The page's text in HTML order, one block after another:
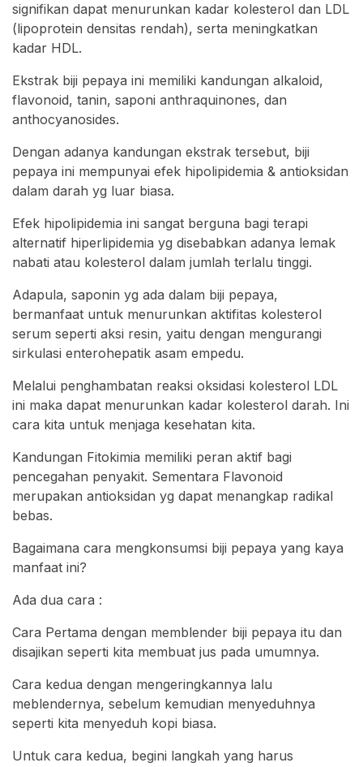
signifikan dapat menurunkan kadar kolesterol dan LDL
(lipoprotein densitas rendah), serta meningkatkan
kadar HDL.
Ekstrak biji pepaya ini memiliki kandungan alkaloid,
flavonoid, tanin, saponi anthraquinones, dan
anthocyanosides.
Dengan adanya kandungan ekstrak tersebut, biji
pepaya ini mempunyai efek hipolipidemia & antioksidan
dalam darah yg luar biasa.
Efek hipolipidemia ini sangat berguna bagi terapi
alternatif hiperlipidemia yg disebabkan adanya lemak
nabati atau kolesterol dalam jumlah terlalu tinggi.
Adapula, saponin yg ada dalam biji pepaya,
bermanfaat untuk menurunkan aktifitas kolesterol
serum seperti aksi resin, yaitu dengan mengurangi
sirkulasi enterohepatik asam empedu.
Melalui penghambatan reaksi oksidasi kolesterol LDL
ini maka dapat menurunkan kadar kolesterol darah. Ini
cara kita untuk menjaga kesehatan kita.
Kandungan Fitokimia memiliki peran aktif bagi
pencegahan penyakit. Sementara Flavonoid
merupakan antioksidan yg dapat menangkap radikal
bebas.
Bagaimana cara mengkonsumsi biji pepaya yang kaya
manfaat ini?
Ada dua cara :
Cara Pertama dengan memblender biji pepaya itu dan
disajikan seperti kita membuat jus pada umumnya.
Cara kedua dengan mengeringkannya lalu
meblendernya, sebelum kemudian menyeduhnya
seperti kita menyeduh kopi biasa.
Untuk cara kedua, begini langkah yang harus